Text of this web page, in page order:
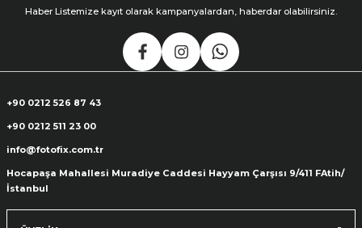
Haber Listemize kayıt olarak kampanyalardan, haberdar olabilirsiniz.
+90 0212 526 87 43
+90 0212 511 23 00
info@fotofix.com.tr
Hocapaşa Mahallesi Muradiye Caddesi Hayyam Çarşısı 9/411 FAtih/
İstanbul